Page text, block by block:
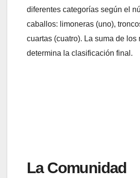
diferentes categorías según el
caballos: limoneras (uno),
cuartas (cuatro). La suma de los
determina la clasificación final.
La Comunidad